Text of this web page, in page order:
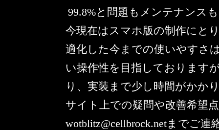
99.8%と問題もメンテナンス
今現在はスマホ版の制作にと
適化した今までの使いやすさ
い操作性を目指しております
り、実装まで少し時間がかか
サイト上での疑問や改善希望
wotblitz@cellbrock.netまでご連